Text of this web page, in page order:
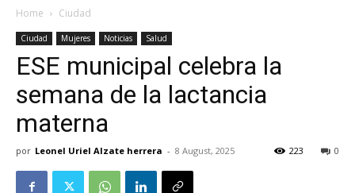
Home Ciudad
Ciudad Mujeres Noticias Salud
ESE municipal celebra la
semana de la lactancia
materna
por Leonel Uriel Alzate herrera - 8 August, 2025 0
223